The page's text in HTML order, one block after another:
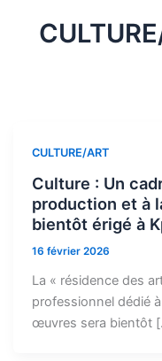
CULTURE/ART
Culture : Un
production et à
bientôt érigé à
16 février 2026
La « résidence des
professionnel dédié
œuvres sera bientôt